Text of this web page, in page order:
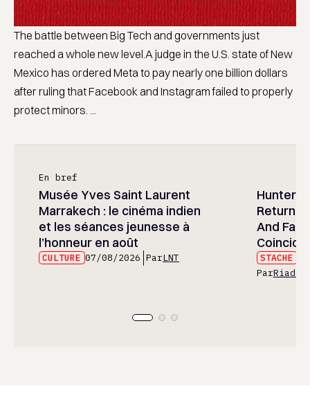
The battle between Big Tech and governments just
reached a whole new level.A judge in the U.S. state of New
Mexico has ordered Meta to pay nearly one billion dollars
after ruling that Facebook and Instagram failed to properly
protect minors. ...
En bref
Musée Yves Saint Laurent
Marrakech : le cinéma indien
et les séances jeunesse à
l’honneur en août
CULTURE 07/08/2026 ParLNT
Hunter
And
STACHE
ParRiad